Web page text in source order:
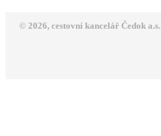
© 2026, cestovní kancelář Čedok a.s.